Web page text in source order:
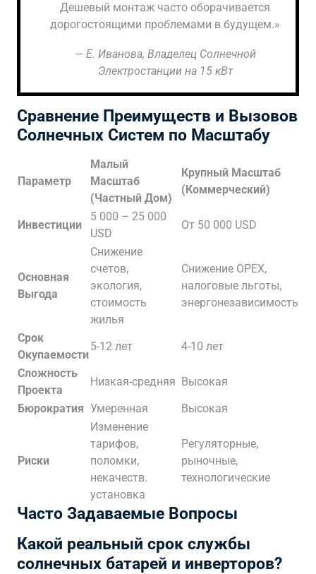
Дешевый монтаж часто оборачивается
дорогостоящими проблемами в будущем.»
— Е. Иванова, Владелец Солнечной
Электростанции на 15 кВт
Сравнение Преимуществ и Вызовов
Солнечных Систем по Масштабу
Параметр
Малый
Масштаб
(Частный Дом)
Крупный Масштаб
(Коммерческий)
Инвестиции
5 000 – 25 000
USD
От 50 000 USD
Основная
Выгода
Снижение
счетов,
экология,
стоимость
жилья
Снижение OPEX,
налоговые льготы,
энергонезависимость
Срок
Окупаемости
5-12 лет
4-10 лет
Сложность
Проекта
Низкая-средняя Высокая
Бюрократия Умеренная Высокая
Риски
Изменение
тарифов,
поломки,
некачеств.
установка
Регуляторные,
рыночные,
технологические
Часто Задаваемые Вопросы
Какой реальный срок службы
солнечных батарей и инверторов?